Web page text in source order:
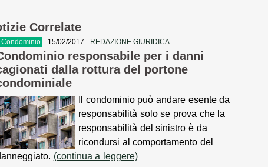
Correlate
Condominio - 15/02/2017 - REDAZIONE GIURIDICA
responsabile per i danni
dalla rottura del portone
Il condominio può andare esente da
responsabilità solo se prova che la
responsabilità del sinistro è da
ricondursi al comportamento del
(continua a leggere)